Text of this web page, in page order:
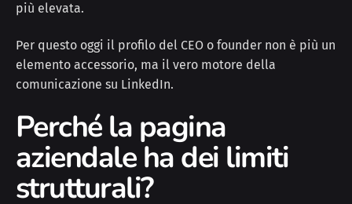
più elevata.
Per questo oggi il profilo del CEO o founder non è più un
elemento accessorio, ma il vero motore della
comunicazione su LinkedIn.
Perché la pagina
aziendale ha dei limiti
strutturali?